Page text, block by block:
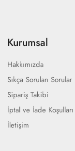
Kurumsal
Hakkımızda
Sıkça Sorulan Sorular
Sipariş Takibi
İptal ve İade Koşulları
İletişim